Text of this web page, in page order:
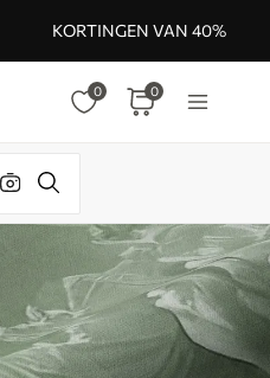
KORTINGEN VAN 40%
0 0